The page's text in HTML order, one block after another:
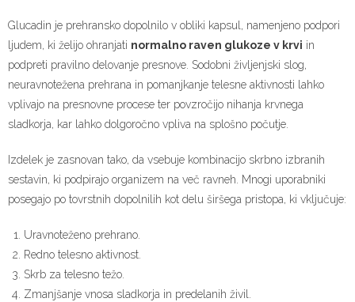
Glucadin je prehransko dopolnilo v obliki kapsul, namenjeno podpori
ljudem, ki želijo ohranjati normalno raven glukoze v krvi in
podpreti pravilno delovanje presnove. Sodobni življenjski slog,
neuravnotežena prehrana in pomanjkanje telesne aktivnosti lahko
vplivajo na presnovne procese ter povzročijo nihanja krvnega
sladkorja, kar lahko dolgoročno vpliva na splošno počutje.
Izdelek je zasnovan tako, da vsebuje kombinacijo skrbno izbranih
sestavin, ki podpirajo organizem na več ravneh. Mnogi uporabniki
posegajo po tovrstnih dopolnilih kot delu širšega pristopa, ki vključuje:
Uravnoteženo prehrano.
Redno telesno aktivnost.
Skrb za telesno težo.
Zmanjšanje vnosa sladkorja in predelanih živil.